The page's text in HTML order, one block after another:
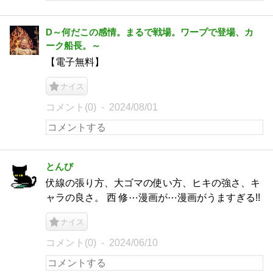
D～何だこの感情。まるで戦場。ワープで登場、カ
ーク船長。～
【電子無料】
ナイス
コメント(0) 2024/08/01
とんび
伏線の張り方、大ゴマの使い方、ヒキの強さ、キ
ャラの良さ。 西 修⋯漫画が⋯漫画がうますぎる!!
ナイス
コメント(0) 2024/06/10